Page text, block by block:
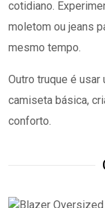
cotidiano.
moletom ou jeans
mesmo tempo.
Outro truque é usar
camiseta básica,
conforto.